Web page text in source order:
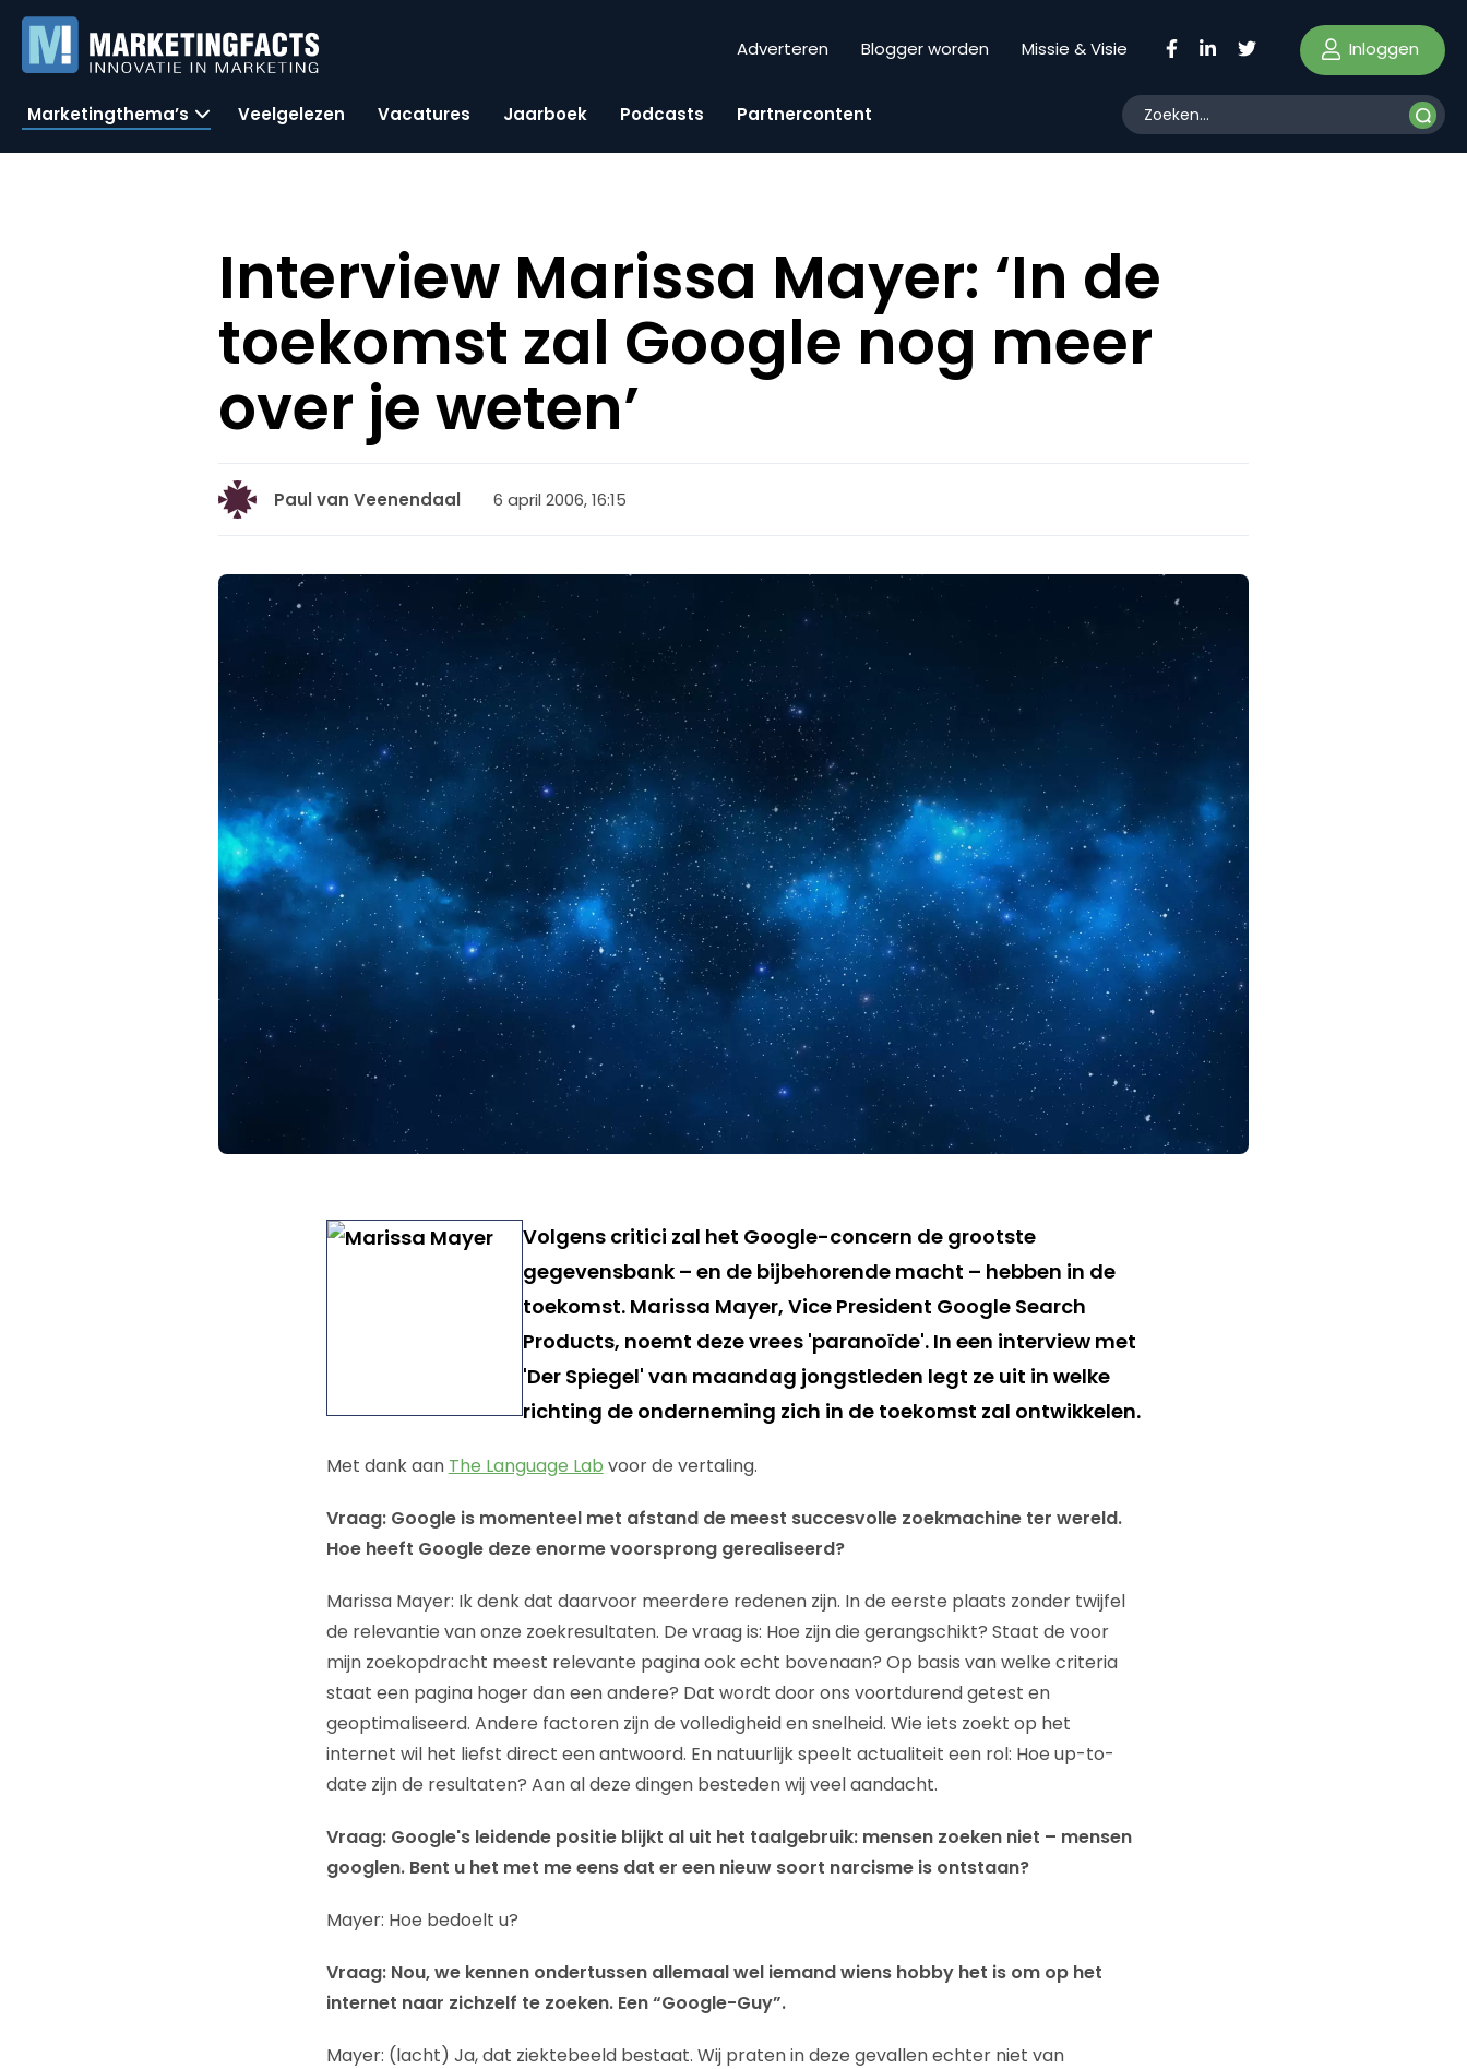
Adverteren Blogger worden Missie & Visie Inloggen
Marketingthema’s Veelgelezen Vacatures Jaarboek Podcasts Partnercontent
Interview Marissa Mayer: ‘In de
toekomst zal Google nog meer
over je weten’
Paul van Veenendaal 6 april 2006, 16:15
Volgens critici zal het Google-concern de grootste
gegevensbank – en de bijbehorende macht – hebben in de
toekomst. Marissa Mayer, Vice President Google Search
Products, noemt deze vrees 'paranoïde'. In een interview met
'Der Spiegel' van maandag jongstleden legt ze uit in welke
richting de onderneming zich in de toekomst zal ontwikkelen.
Met dank aan The Language Lab voor de vertaling.
Vraag: Google is momenteel met afstand de meest succesvolle zoekmachine ter wereld.
Hoe heeft Google deze enorme voorsprong gerealiseerd?
Marissa Mayer: Ik denk dat daarvoor meerdere redenen zijn. In de eerste plaats zonder twijfel
de relevantie van onze zoekresultaten. De vraag is: Hoe zijn die gerangschikt? Staat de voor
mijn zoekopdracht meest relevante pagina ook echt bovenaan? Op basis van welke criteria
staat een pagina hoger dan een andere? Dat wordt door ons voortdurend getest en
geoptimaliseerd. Andere factoren zijn de volledigheid en snelheid. Wie iets zoekt op het
internet wil het liefst direct een antwoord. En natuurlijk speelt actualiteit een rol: Hoe up-to-
date zijn de resultaten? Aan al deze dingen besteden wij veel aandacht.
Vraag: Google's leidende positie blijkt al uit het taalgebruik: mensen zoeken niet – mensen
googlen. Bent u het met me eens dat er een nieuw soort narcisme is ontstaan?
Mayer: Hoe bedoelt u?
Vraag: Nou, we kennen ondertussen allemaal wel iemand wiens hobby het is om op het
internet naar zichzelf te zoeken. Een “Google-Guy”.
Mayer: (lacht) Ja, dat ziektebeeld bestaat. Wij praten in deze gevallen echter niet van